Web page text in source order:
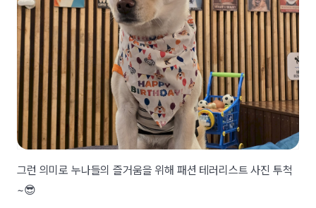
그런 의미로 누나들의 즐거움을 위해 패션 테러리스트 사진 투척
~😎